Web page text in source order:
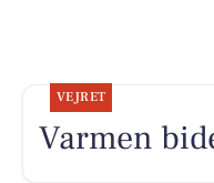
VEJRET
Varmen